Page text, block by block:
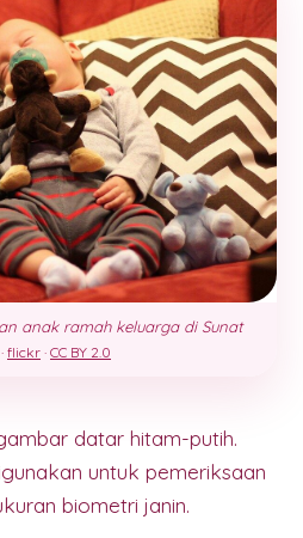
anak ramah keluarga di Sunat
flickr · CC BY 2.0
datar hitam-putih.
untuk pemeriksaan
biometri janin.